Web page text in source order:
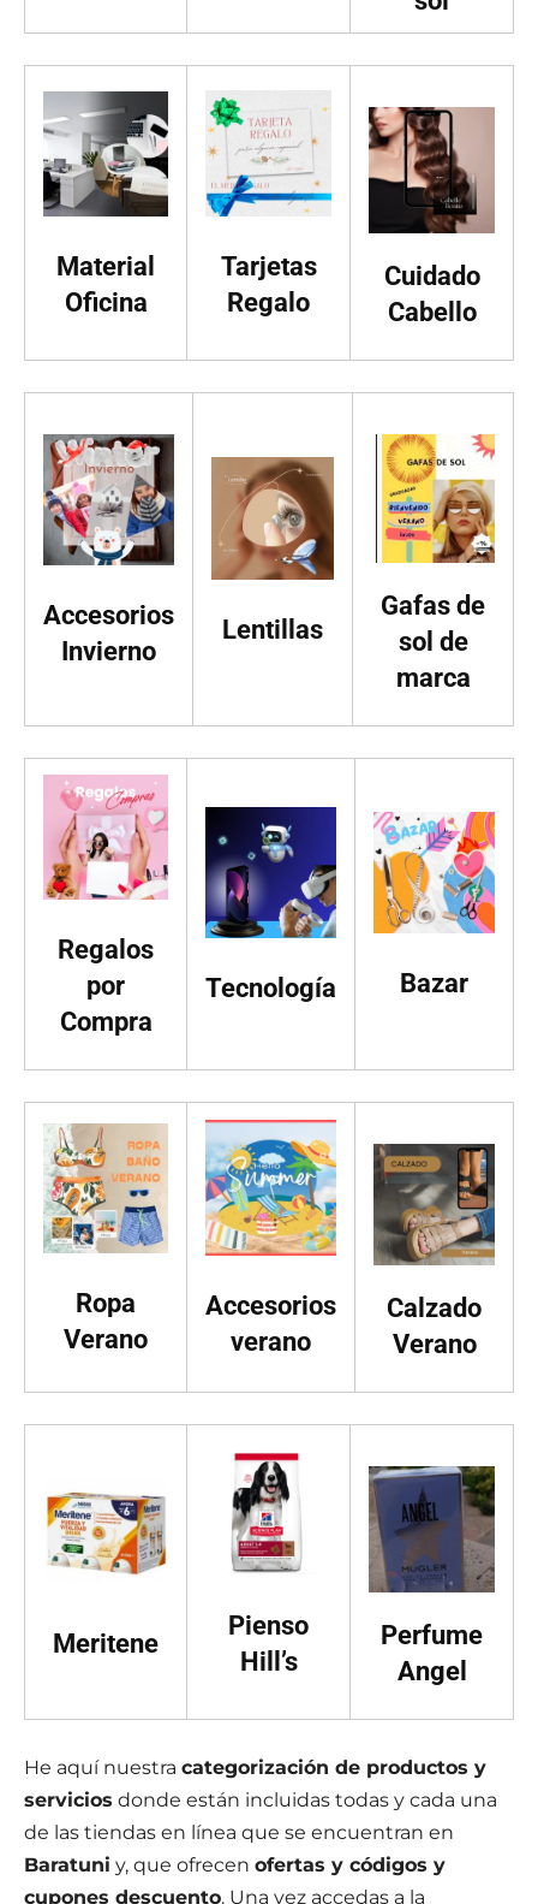
Material
Oficina
Tarjetas
Regalo
Cuidado
Cabello
Accesorios
Invierno
Lentillas
Gafas de
sol de
marca
Regalos
por
Compra
Tecnología Bazar
Ropa
Verano
Accesorios
verano
Calzado
Verano
Meritene
Pienso
Hill’s
Perfume
Angel
He aquí nuestra categorización de productos y
servicios donde están incluidas todas y cada una
de las tiendas en línea que se encuentran en
Baratuni y, que ofrecen ofertas y códigos y
cupones descuento. Una vez accedas a la